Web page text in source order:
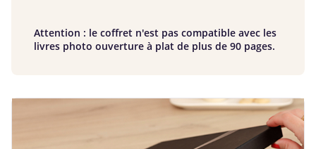
Attention : le coffret n'est pas compatible avec les
livres photo ouverture à plat de plus de 90 pages.